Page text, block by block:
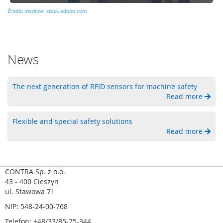
u
i
p
ę
ś
r
o
t
w
e
Źródło mediów: stock.adobe.com
News
The next generation of RFID sensors for machine safety
Read more
Flexible and special safety solutions
Read more
CONTRA Sp. z o.o.
43 - 400 Cieszyn
ul. Stawowa 71
NIP: 548-24-00-768